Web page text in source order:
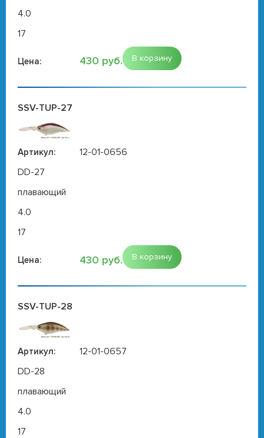
4.0
17
Цена: 430 руб. В корзину
SSV-TUP-27
Артикул:
12-01-0656
DD-27
плавающий
4.0
17
Цена: 430 руб. В корзину
SSV-TUP-28
Артикул:
12-01-0657
DD-28
плавающий
4.0
17